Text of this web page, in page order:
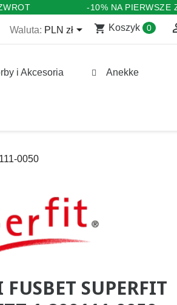
-10% NA PIERWSZE
Waluta: PLN zł shopping_cart Koszyk 0
i Akcesoria Anekke
0050
SUPERFIT